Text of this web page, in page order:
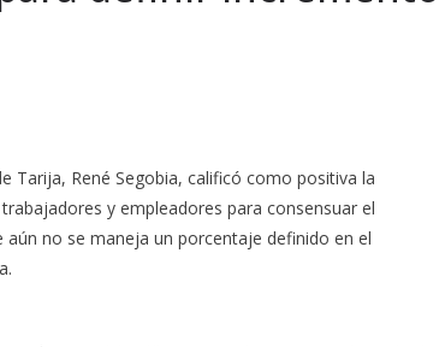
Tarija, René Segobia, calificó como positiva la
y empleadores para consensuar el
no se maneja un porcentaje definido en el